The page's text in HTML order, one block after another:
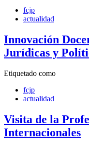
fcjp
actualidad
Innovación
Jurídicas y
Etiquetado como
fcjp
actualidad
Visita de la
Internacionales